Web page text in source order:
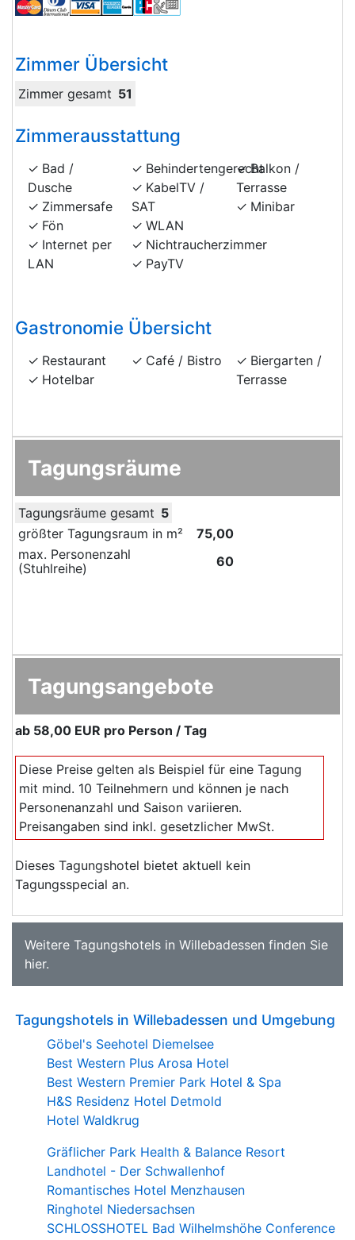
Zimmer Übersicht
Zimmer gesamt 51
Zimmerausstattung
Bad /
Dusche
Zimmersafe
Fön
Internet per
LAN
Behindertengerecht
KabelTV /
SAT
WLAN
Nichtraucherzimmer
PayTV
Balkon /
Terrasse
Minibar
Gastronomie Übersicht
Restaurant
Hotelbar
Café / Bistro
Biergarten /
Terrasse
Tagungsräume
Tagungsräume gesamt 5
größter Tagungsraum in m²
75,00
max. Personenzahl
(Stuhlreihe)
60
Tagungsangebote
ab 58,00 EUR pro Person / Tag
Diese Preise gelten als Beispiel für eine Tagung
mit mind. 10 Teilnehmern und können je nach
Personenanzahl und Saison variieren.
Preisangaben sind inkl. gesetzlicher MwSt.
Dieses Tagungshotel bietet aktuell kein
Tagungsspecial an.
Weitere Tagungshotels in Willebadessen finden Sie
hier.
Tagungshotels in Willebadessen und Umgebung
Göbel's Seehotel Diemelsee
Best Western Plus Arosa Hotel
Best Western Premier Park Hotel & Spa
H&S Residenz Hotel Detmold
Hotel Waldkrug
Gräflicher Park Health & Balance Resort
Landhotel - Der Schwallenhof
Romantisches Hotel Menzhausen
Ringhotel Niedersachsen
SCHLOSSHOTEL Bad Wilhelmshöhe Conference